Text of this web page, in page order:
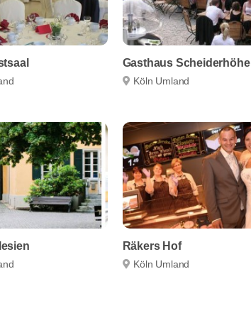
Gasthaus Scheiderhöhe
Köln Umland
Räkers Hof
Köln Umland